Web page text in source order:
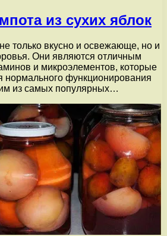
из сухих яблок
только вкусно и освежающе, но и
Они являются отличным
и микроэлементов, которые
нормального функционирования
из самых популярных…